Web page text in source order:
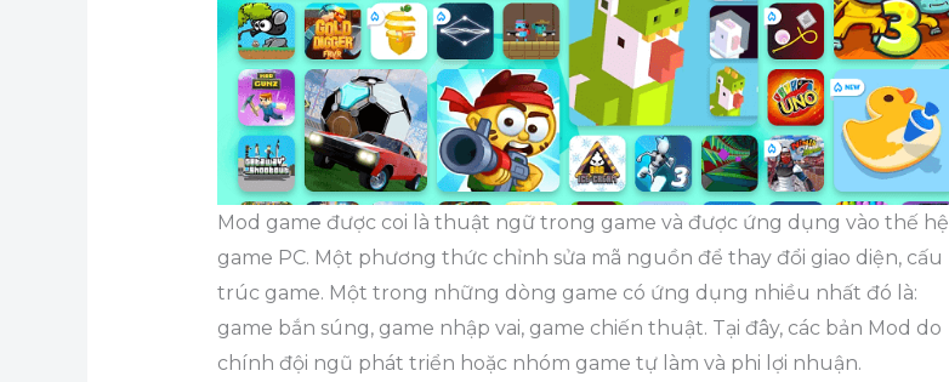
Mod game được coi là thuật ngữ trong game và được ứng dụng vào thế hệ
game PC. Một phương thức chỉnh sửa mã nguồn để thay đổi giao diện, cấu
trúc game. Một trong những dòng game có ứng dụng nhiều nhất đó là:
game bắn súng, game nhập vai, game chiến thuật. Tại đây, các bản Mod do
chính đội ngũ phát triển hoặc nhóm game tự làm và phi lợi nhuận.